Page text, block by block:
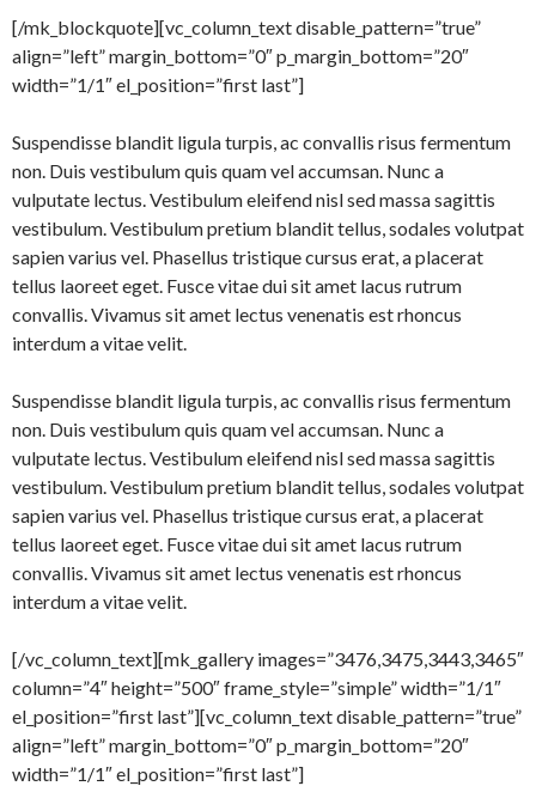
[/mk_blockquote][vc_column_text disable_pattern=”true”
align=”left” margin_bottom=”0″ p_margin_bottom=”20″
width=”1/1″ el_position=”first last”]
Suspendisse blandit ligula turpis, ac convallis risus fermentum
non. Duis vestibulum quis quam vel accumsan. Nunc a
vulputate lectus. Vestibulum eleifend nisl sed massa sagittis
vestibulum. Vestibulum pretium blandit tellus, sodales volutpat
sapien varius vel. Phasellus tristique cursus erat, a placerat
tellus laoreet eget. Fusce vitae dui sit amet lacus rutrum
convallis. Vivamus sit amet lectus venenatis est rhoncus
interdum a vitae velit.
Suspendisse blandit ligula turpis, ac convallis risus fermentum
non. Duis vestibulum quis quam vel accumsan. Nunc a
vulputate lectus. Vestibulum eleifend nisl sed massa sagittis
vestibulum. Vestibulum pretium blandit tellus, sodales volutpat
sapien varius vel. Phasellus tristique cursus erat, a placerat
tellus laoreet eget. Fusce vitae dui sit amet lacus rutrum
convallis. Vivamus sit amet lectus venenatis est rhoncus
interdum a vitae velit.
[/vc_column_text][mk_gallery images=”3476,3475,3443,3465″
column=”4″ height=”500″ frame_style=”simple” width=”1/1″
el_position=”first last”][vc_column_text disable_pattern=”true”
align=”left” margin_bottom=”0″ p_margin_bottom=”20″
width=”1/1″ el_position=”first last”]